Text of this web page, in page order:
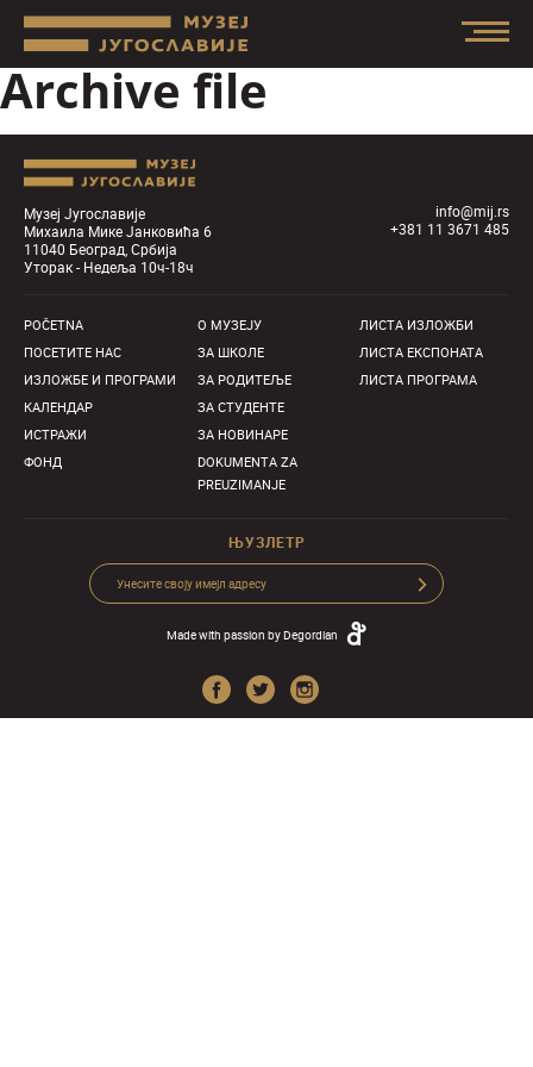
Archive file
Музеј Југославије
Михаила Мике Јанковића 6
11040 Београд, Србија
Уторак - Недеља 10ч-18ч
info@mij.rs
+381 11 3671 485
POČETNA
ПОСЕТИТЕ НАС
ИЗЛОЖБЕ И ПРОГРАМИ
КАЛЕНДАР
ИСТРАЖИ
ФОНД
О MУЗЕЈУ
ЗА ШКОЛЕ
ЗА РОДИТЕЉЕ
ЗА СТУДЕНТЕ
ЗА НОВИНАРЕ
DOKUMENTA ZA
PREUZIMANJE
ЛИСТА ИЗЛОЖБИ
ЛИСТА ЕКСПОНАТА
ЛИСТА ПРОГРАМА
ЊУЗЛЕТР
Made with passion byDegordian